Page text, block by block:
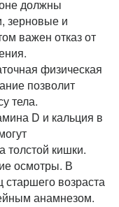
должны
зерновые и
важен отказ от
физическая
позволит
тела.
D и кальция в
толстой кишки.
осмотры. В
старшего возраста
анамнезом.